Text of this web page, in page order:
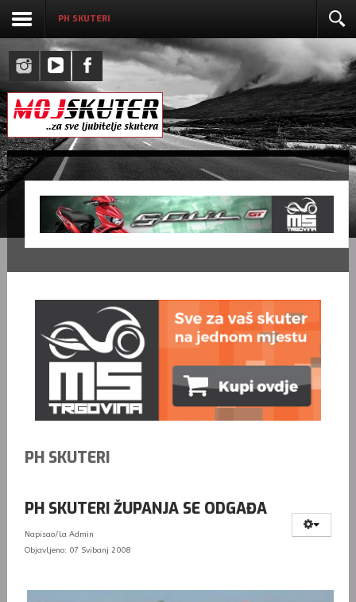
PH SKUTERI
PH SKUTERI
PH SKUTERI ŽUPANJA SE ODGAĐA
Napisao/la Admin
Objavljeno: 07 Svibanj 2008